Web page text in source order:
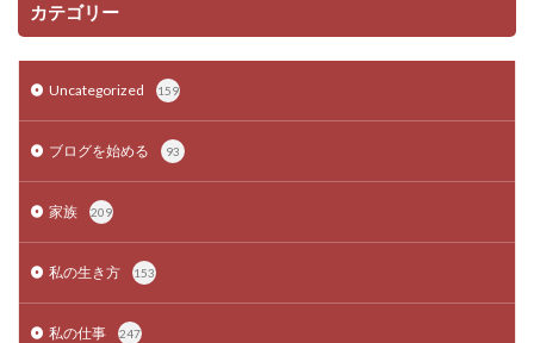
カテゴリー
Uncategorized 159
ブログを始める 93
家族 209
私の生き方 153
私の仕事 247